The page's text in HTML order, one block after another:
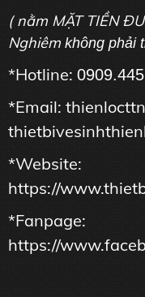
( nằm MẶT TIỀN
Nghiêm không phải
*Hotline:
*Email:
*Website:
https://
*Fanpage:
https://